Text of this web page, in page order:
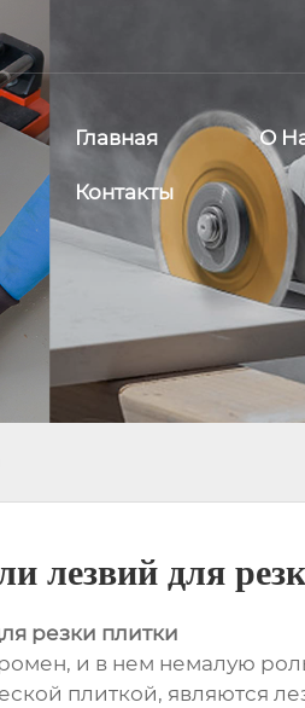
Главная О
Контакты
лезвий для
резки плитки
и в нем немалую
плиткой, являются